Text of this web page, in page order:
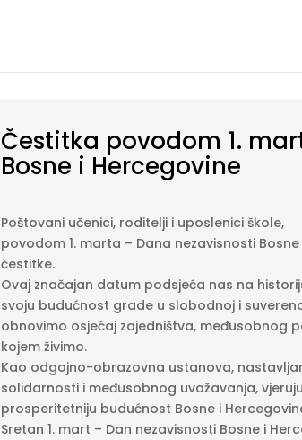
Čestitka povodom 1.
Bosne i Hercegovine
Poštovani učenici, roditelji i uposlenici škole,
povodom 1. marta – Dana nezavisnosti
čestitke.
Ovaj značajan datum podsjeća nas na
svoju budućnost grade u slobodnoj i
obnovimo osjećaj zajedništva, međusobnog
kojem živimo.
Kao odgojno-obrazovna ustanova,
solidarnosti i međusobnog uvažavanja,
prosperitetniju budućnost Bosne i
Sretan 1. mart – Dan nezavisnosti Bosne i